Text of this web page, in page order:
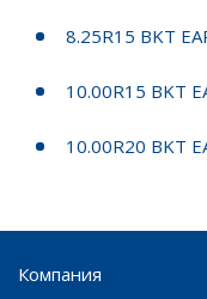
8.25R15 BKT
10.00R15 BKT
10.00R20 BKT
Компания